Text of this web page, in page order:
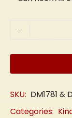
-
Boekensteun
SKU: DM1781 &
Categories: